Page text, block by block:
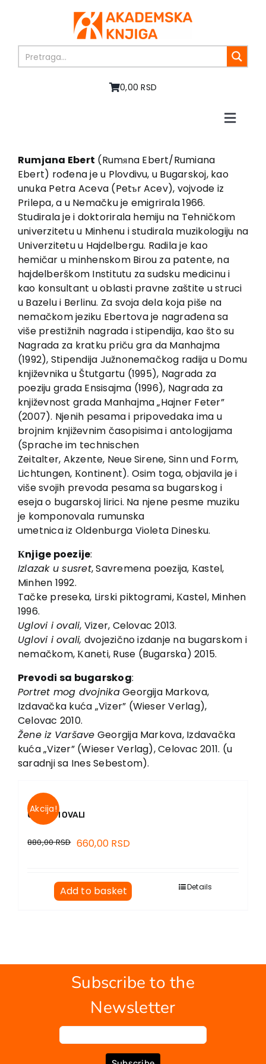
0,00 RSD
Toggle
About us
Books
In preparation
Sale
Authors
News
EU PROJECTS
Contact
Rumjana Ebert (Rumяna Ebert/Rumiana
Ebert) rođena je u Plovdivu, u Bugarskoj, kao
unuka Petra Aceva (Petъr Acev), vojvode iz
Prilepa, a u Nemačku je emigrirala 1966.
Studirala je i doktorirala hemiju na Tehničkom
univerzitetu u Minhenu i studirala muzikologiju na
Univerzitetu u Hajdelbergu. Radila je kao
hemičar u minhenskom Birou za patente, na
hajdelberškom Institutu za sudsku medicinu i
kao konsultant u oblasti pravne zaštite u struci
u Bazelu i Berlinu. Za svoja dela koja piše na
nemačkom jeziku Ebertova je nagrađena sa
više prestižnih nagrada i stipendija, kao što su
Nagrada za kratku priču gra da Manhajma
(1992), Stipendija Južnonemačkog radija u Domu
književnika u Štutgartu (1995), Nagrada za
poeziju grada Ensisajma (1996), Nagrada za
književnost grada Manhajma „Hajner Feter”
(2007). Njenih pesama i pripovedaka ima u
brojnim književnim časopisima i antologijama
(Sprache im technischen
Zeitalter, Akzente, Neue Sirene, Sinn und Form,
Lichtungen, Кontinent). Osim toga, objavila je i
više svojih prevoda pesama sa bugarskog i
eseja o bugarskoj lirici. Na njene pesme muziku
je komponovala rumunska
umetnica iz Oldenburga Violeta Dinesku.
Кnjige poezije:
Izlazak u susret, Savremena poezija, Кastel,
Minhen 1992.
Tačke preseka, Lirski piktogrami, Кastel, Minhen
1996.
Uglovi i ovali, Vizer, Celovac 2013.
Uglovi i ovali, dvojezično izdanje na bugarskom i
nemačkom, Кaneti, Ruse (Bugarska) 2015.
Prevodi sa bugarskog:
Portret mog dvojnikaGeorgija Markova,
Izdavačka kuća „Vizer” (Wieser Verlag),
Celovac 2010.
Žene iz Varšave Georgija Markova, Izdavačka
kuća „Vizer” (Wieser Verlag), Celovac 2011. (u
saradnji sa Ines Sebestom).
Akcija!
UGLOVI I OVALI
880,00RSD 660,00 RSD
Add to basket Details
Subscribe to the
Newsletter